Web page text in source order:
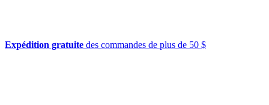
Expédition gratuite des commandes de plus de 50 $